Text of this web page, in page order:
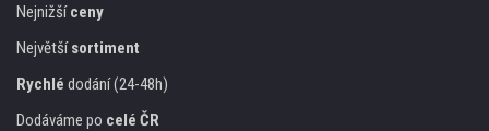
Nejnižšíceny
Největšísortiment
Rychlé dodání (24-48h)
Dodáváme po celé ČR